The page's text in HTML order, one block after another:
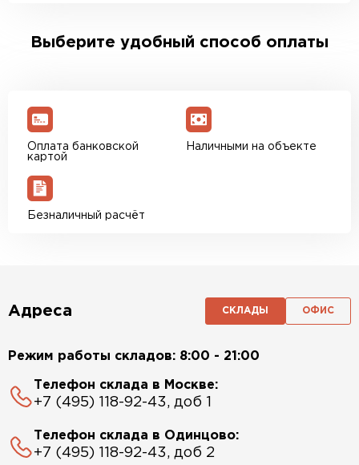
Выберите удобный способ оплаты
Оплата банковской
картой
Наличными на объекте
Безналичный расчёт
Адреса СКЛАДЫ ОФИС
Режим работы складов: 8:00 - 21:00
Телефон склада в Москве:
+7 (495) 118-92-43, доб 1
Телефон склада в Одинцово:
+7 (495) 118-92-43, доб 2